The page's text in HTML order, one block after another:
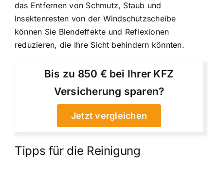
das Entfernen von Schmutz, Staub und
Insektenresten von der Windschutzscheibe
können Sie Blendeffekte und Reflexionen
reduzieren, die Ihre Sicht behindern könnten.
Bis zu 850 € bei Ihrer KFZ
Versicherung sparen?
Jetzt vergleichen
Tipps für die Reinigung